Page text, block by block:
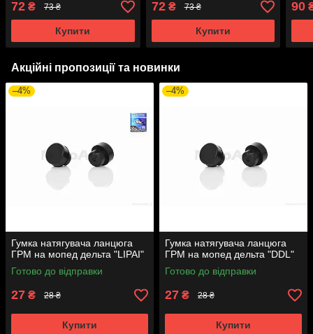
72 ₴ 73 ₴
Купити
72₴ 73 ₴
Купити
90
Акційні пропозиції та новинки
–4%
Гумка натягувача ланцюга
ГРМ на мопед дельта "LIPAI"
Готово до відправки
27 ₴ 28 ₴
Купити
–4%
Гумка натягувача ланцюга
ГРМ на мопед дельта "DDL"
Готово до відправки
27 ₴ 28 ₴
Купити